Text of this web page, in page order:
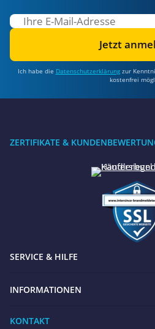
Jetzt
Ich habe die Datenschutzerklärungzur
kostenfrei
ZERTIFIKATE &
SERVICE & HILFE
INFORMATIONEN
KONTAKT